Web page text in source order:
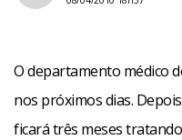
O departamento médico
nos próximos dias.
ficará três meses